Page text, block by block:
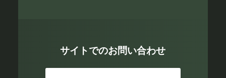
サイトでのお問い合わせ